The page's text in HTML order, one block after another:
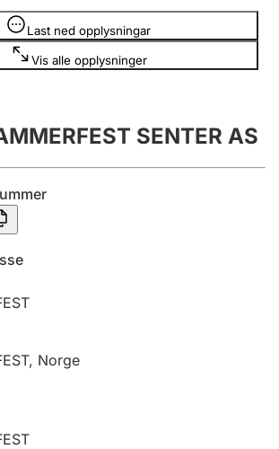
slette
forseinkingsgebyr
Last ned opplysningar
Vis alle opplysninger
skjult
SENTER AS
, Norge